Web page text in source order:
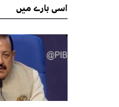
اسیبارے میں